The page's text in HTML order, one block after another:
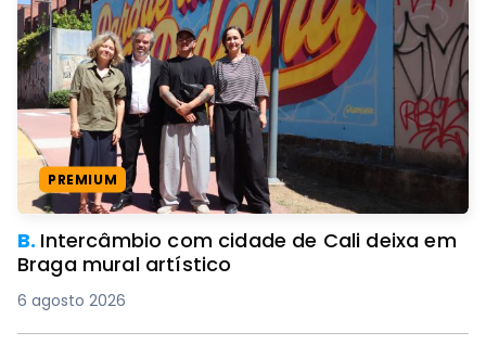
PREMIUM
B. Intercâmbio com cidade de Cali deixa em
Braga mural artístico
6 agosto 2026